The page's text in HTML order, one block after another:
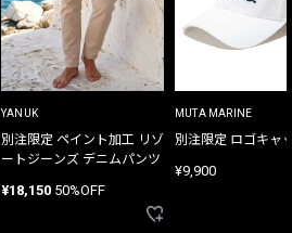
YANUK
別注限定 ペイント加工 リゾ
ートジーンズ デニムパンツ
¥18,150 50%OFF
MUTA MARINE
別注限定 ロゴキャ
¥9,900